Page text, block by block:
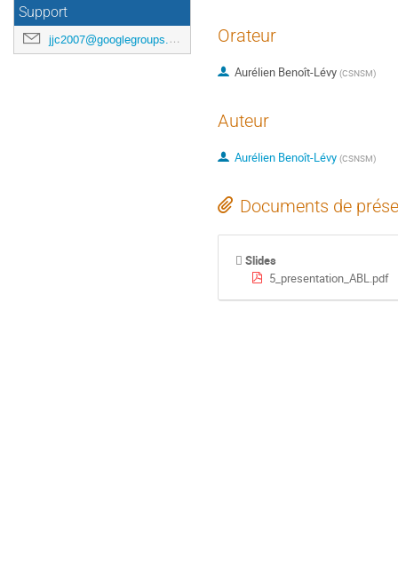
Support
jjc2007@googlegroups.com Orateur
Aurélien Benoît-Lévy (CSNSM)
Auteur
Aurélien Benoît-Lévy (CSNSM)
Documents de
Slides
5_presentation_ABL.pdf